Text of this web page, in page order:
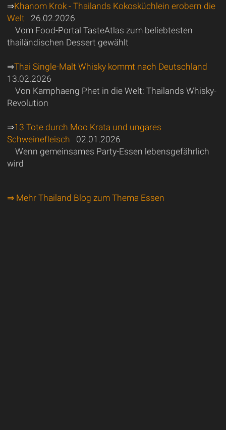
⇒Khanom Krok - Thailands Kokosküchlein erobern die
Welt
26.02.2026
Vom Food-Portal TasteAtlas zum beliebtesten
thailändischen Dessert gewählt
⇒Thai Single-Malt Whisky kommt nach Deutschland
13.02.2026
Von Kamphaeng Phet in die Welt: Thailands Whisky-
Revolution
⇒13 Tote durch Moo Krata und ungares
Schweinefleisch 02.01.2026
Wenn gemeinsames Party-Essen lebensgefährlich
wird
⇒ Mehr Thailand Blog zum Thema Essen